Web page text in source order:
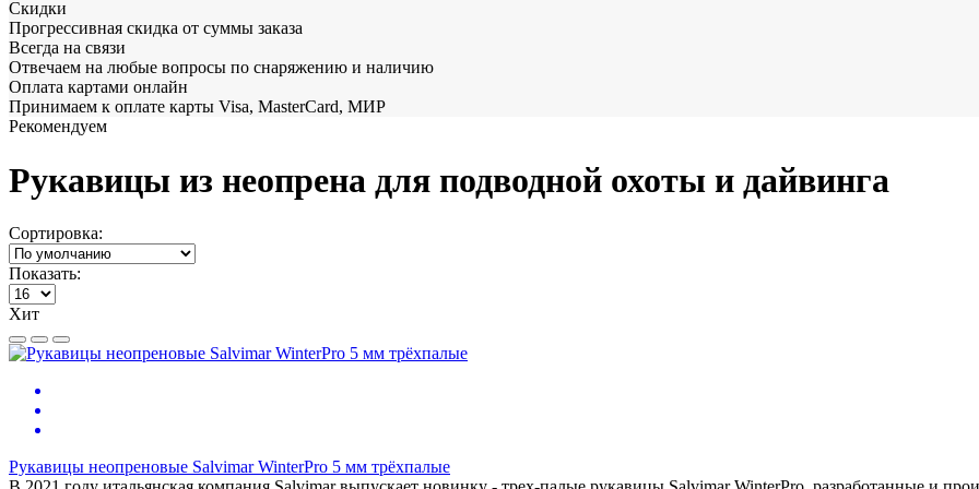
Скидки
Прогрессивная скидка от суммы заказа
Всегда на связи
Отвечаем на любые вопросы по снаряжению и наличию
Оплата картами онлайн
Принимаем к оплате карты Visa, MasterCard, МИР
Рекомендуем
Рукавицы из неопрена для подводной охоты и дайвинга
Сортировка:
Показать:
Хит
Рукавицы неопреновые Salvimar WinterPro 5 мм трёхпалые